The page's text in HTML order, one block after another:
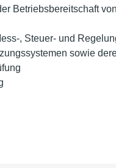
Betriebsbereitschaft
, Steuer- und
sowie